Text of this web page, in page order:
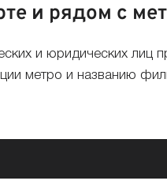
и рядом с
и юридических лиц
метро и названию